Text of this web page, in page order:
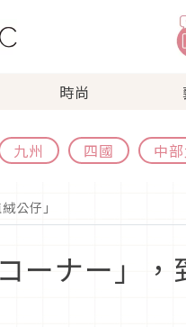
時尚
九州 四國 中
公仔」
ーナー」，